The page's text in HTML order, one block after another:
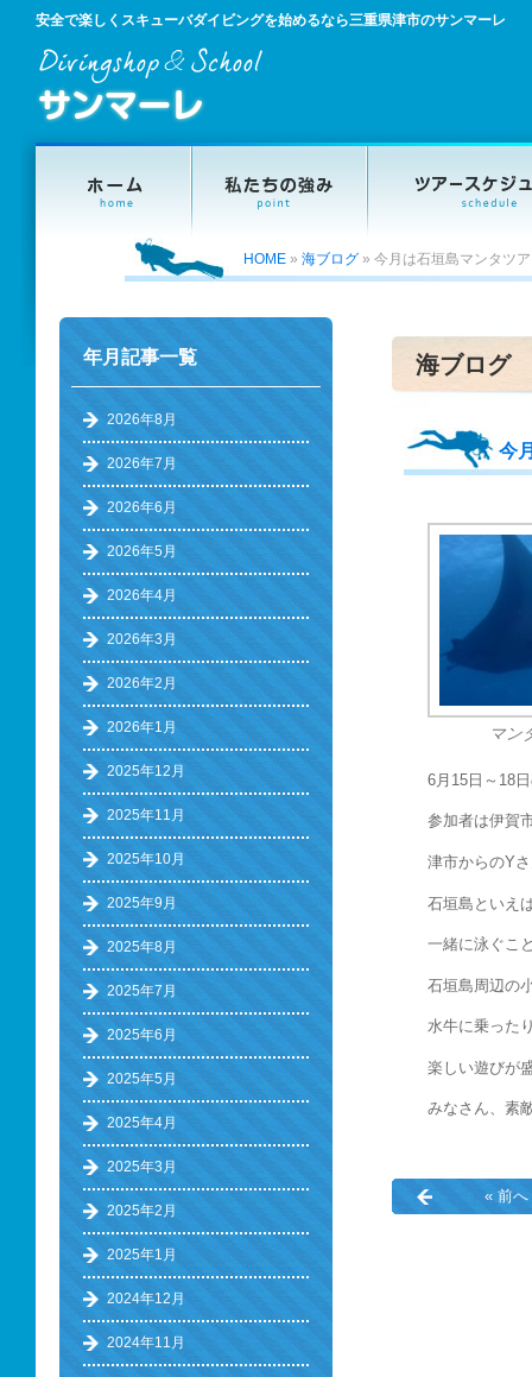
安全で楽しくスキューバダイビングを始めるなら三重県津市のサンマーレ
HOME » 海ブログ » 今月は石垣島マンタツ
海ブログ
今
マン
6月15日～18
参加者は伊賀
津市からのY
石垣島といえ
一緒に泳ぐこ
石垣島周辺の
水牛に乗った
楽しい遊びが
みなさん、素
« 前へ
年月記事一覧
2026年8月
2026年7月
2026年6月
2026年5月
2026年4月
2026年3月
2026年2月
2026年1月
2025年12月
2025年11月
2025年10月
2025年9月
2025年8月
2025年7月
2025年6月
2025年5月
2025年4月
2025年3月
2025年2月
2025年1月
2024年12月
2024年11月